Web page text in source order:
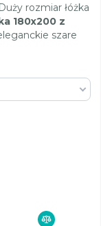
rozmiar łóżka
180x200 z
szare